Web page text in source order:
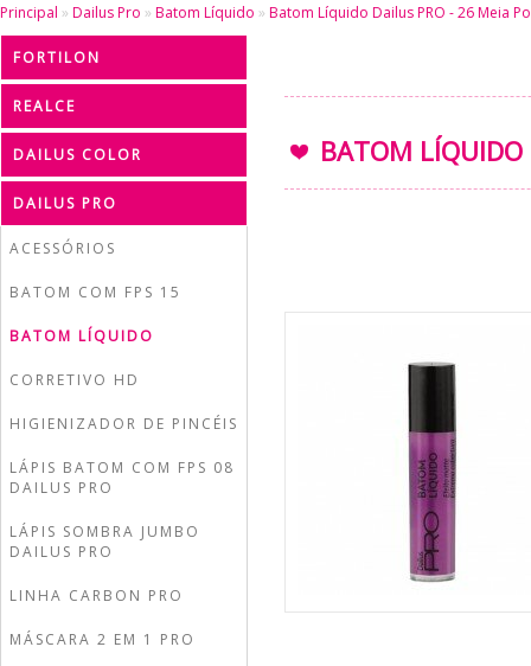
Principal » Dailus Pro » Batom Líquido » Batom Líquido Dailus PRO - 26 Meia
FORTILON
REALCE
DAILUS COLOR
DAILUS PRO
ACESSÓRIOS
BATOM COM FPS 15
BATOM LÍQUIDO
CORRETIVO HD
HIGIENIZADOR DE PINCÉIS
LÁPIS BATOM COM FPS 08
DAILUS PRO
LÁPIS SOMBRA JUMBO
DAILUS PRO
LINHA CARBON PRO
MÁSCARA 2 EM 1 PRO
BATOM